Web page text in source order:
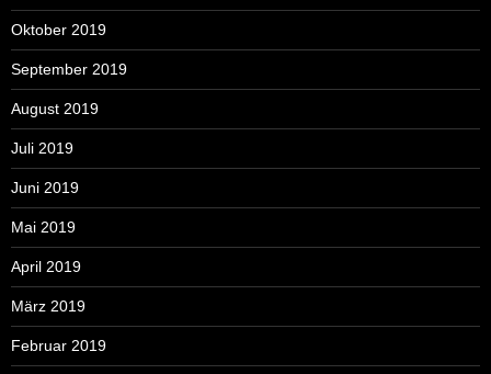
Oktober 2019
September 2019
August 2019
Juli 2019
Juni 2019
Mai 2019
April 2019
März 2019
Februar 2019